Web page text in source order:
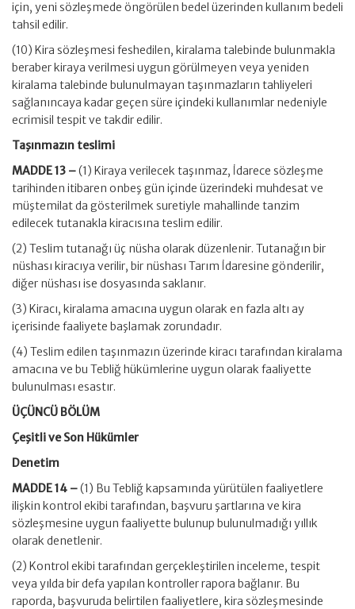
için, yeni sözleşmede öngörülen bedel üzerinden kullanım bedeli
tahsil edilir.
(10) Kira sözleşmesi feshedilen, kiralama talebinde bulunmakla
beraber kiraya verilmesi uygun görülmeyen veya yeniden
kiralama talebinde bulunulmayan taşınmazların tahliyeleri
sağlanıncaya kadar geçen süre içindeki kullanımlar nedeniyle
ecrimisil tespit ve takdir edilir.
Taşınmazın teslimi
MADDE 13 –(1) Kiraya verilecek taşınmaz, İdarece sözleşme
tarihinden itibaren onbeş gün içinde üzerindeki muhdesat ve
müştemilat da gösterilmek suretiyle mahallinde tanzim
edilecek tutanakla kiracısına teslim edilir.
(2) Teslim tutanağı üç nüsha olarak düzenlenir. Tutanağın bir
nüshası kiracıya verilir, bir nüshası Tarım İdaresine gönderilir,
diğer nüshası ise dosyasında saklanır.
(3) Kiracı, kiralama amacına uygun olarak en fazla altı ay
içerisinde faaliyete başlamak zorundadır.
(4) Teslim edilen taşınmazın üzerinde kiracı tarafından kiralama
amacına ve bu Tebliğ hükümlerine uygun olarak faaliyette
bulunulması esastır.
ÜÇÜNCÜ BÖLÜM
Çeşitli ve Son Hükümler
Denetim
MADDE 14 –(1) Bu Tebliğ kapsamında yürütülen faaliyetlere
ilişkin kontrol ekibi tarafından, başvuru şartlarına ve kira
sözleşmesine uygun faaliyette bulunup bulunulmadığı yıllık
olarak denetlenir.
(2) Kontrol ekibi tarafından gerçekleştirilen inceleme, tespit
veya yılda bir defa yapılan kontroller rapora bağlanır. Bu
raporda, başvuruda belirtilen faaliyetlere, kira sözleşmesinde